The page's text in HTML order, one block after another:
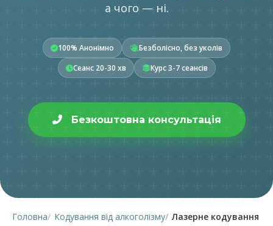
а чого — ні.
100% Анонімно
Безболісно, без уколів
Сеанс 20-30 хв
Курс 3-7 сеансів
Безкоштовна консультація
Головна Кодування від алкоголізму Лазерне кодування